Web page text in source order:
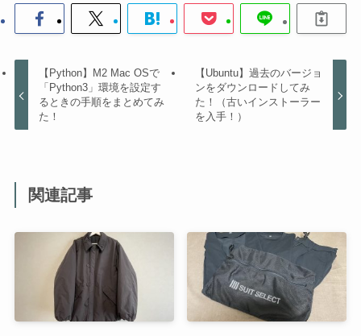
【Python】M2 Mac OSで
「Python3」環境を設定す
るときの手順をまとめてみ
た！
【Ubuntu】過去のバージョ
ンをダウンロードしてみ
た！（古いインストーラー
を入手！）
関連記事